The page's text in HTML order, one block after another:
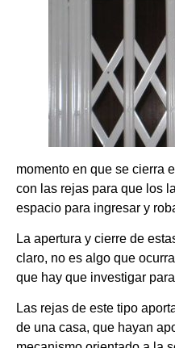
momento en que se cierra
con las rejas para que los
espacio para ingresar y
La apertura y cierre de
claro, no es algo que
que hay que investigar
Las rejas de este tipo
de una casa, que hayan